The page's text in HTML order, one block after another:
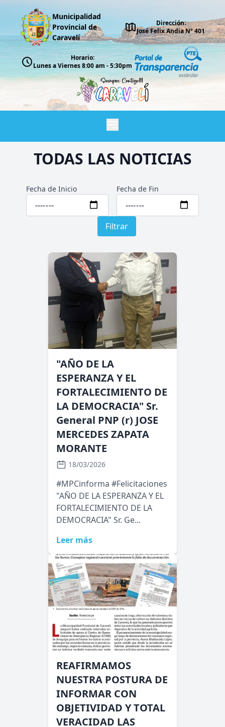
Municipalidad
Provincial de
Caravelí
Dirección:
José Felix Andia Nº 401
Horario:
Lunes a Viernes 8:00 am - 5:30pm
TODAS LAS NOTICIAS
Fecha de Inicio Fecha de Fin
Filtrar
"AÑO DE LA
ESPERANZA Y EL
FORTALECIMIENTO DE
LA DEMOCRACIA" Sr.
General PNP (r) JOSE
MERCEDES ZAPATA
MORANTE
18/03/2026
#MPCinforma #Felicitaciones
"AÑO DE LA ESPERANZA Y EL
FORTALECIMIENTO DE LA
DEMOCRACIA" Sr. Ge...
Leer más
REAFIRMAMOS
NUESTRA POSTURA DE
INFORMAR CON
OBJETIVIDAD Y TOTAL
VERACIDAD LAS